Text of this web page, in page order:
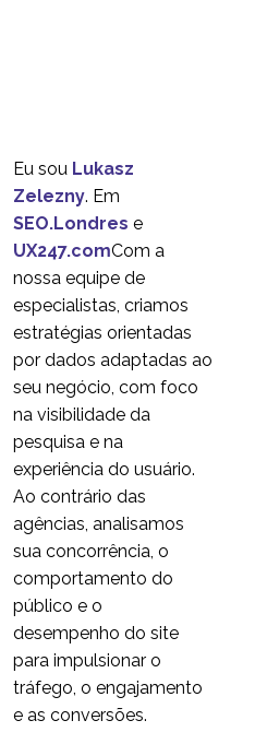
Eu sou Lukasz
Zelezny. Em
SEO.Londres e
UX247.comCom a
nossa equipe de
especialistas, criamos
estratégias orientadas
por dados adaptadas ao
seu negócio, com foco
na visibilidade da
pesquisa e na
experiência do usuário.
Ao contrário das
agências, analisamos
sua concorrência, o
comportamento do
público e o
desempenho do site
para impulsionar o
tráfego, o engajamento
e as conversões.